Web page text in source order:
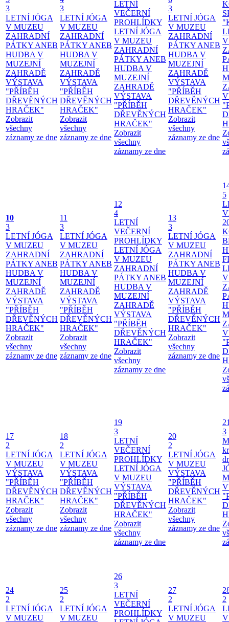
3
LETNÍ JÓGA
V MUZEU
ZAHRADNÍ
PÁTKY ANEB
HUDBA V
MUZEJNÍ
ZAHRADĚ
VÝSTAVA
"PŘÍBĚH
DŘEVĚNÝCH
HRAČEK"
Zobrazit
všechny
záznamy ze dne
3
LETNÍ JÓGA
V MUZEU
ZAHRADNÍ
PÁTKY ANEB
HUDBA V
MUZEJNÍ
ZAHRADĚ
VÝSTAVA
"PŘÍBĚH
DŘEVĚNÝCH
HRAČEK"
Zobrazit
všechny
záznamy ze dne
LETNÍ
VEČERNÍ
PROHLÍDKY
LETNÍ JÓGA
V MUZEU
ZAHRADNÍ
PÁTKY ANEB
HUDBA V
MUZEJNÍ
ZAHRADĚ
VÝSTAVA
"PŘÍBĚH
DŘEVĚNÝCH
HRAČEK"
Zobrazit
všechny
záznamy ze dne
3
LETNÍ JÓGA
V MUZEU
ZAHRADNÍ
PÁTKY ANEB
HUDBA V
MUZEJNÍ
ZAHRADĚ
VÝSTAVA
"PŘÍBĚH
DŘEVĚNÝCH
HRAČEK"
Zobrazit
všechny
záznamy ze dne
10
3
LETNÍ JÓGA
V MUZEU
ZAHRADNÍ
PÁTKY ANEB
HUDBA V
MUZEJNÍ
ZAHRADĚ
VÝSTAVA
"PŘÍBĚH
DŘEVĚNÝCH
HRAČEK"
Zobrazit
všechny
záznamy ze dne
11
3
LETNÍ JÓGA
V MUZEU
ZAHRADNÍ
PÁTKY ANEB
HUDBA V
MUZEJNÍ
ZAHRADĚ
VÝSTAVA
"PŘÍBĚH
DŘEVĚNÝCH
HRAČEK"
Zobrazit
všechny
záznamy ze dne
12
4
LETNÍ
VEČERNÍ
PROHLÍDKY
LETNÍ JÓGA
V MUZEU
ZAHRADNÍ
PÁTKY ANEB
HUDBA V
MUZEJNÍ
ZAHRADĚ
VÝSTAVA
"PŘÍBĚH
DŘEVĚNÝCH
HRAČEK"
Zobrazit
všechny
záznamy ze dne
13
3
LETNÍ JÓGA
V MUZEU
ZAHRADNÍ
PÁTKY ANEB
HUDBA V
MUZEJNÍ
ZAHRADĚ
VÝSTAVA
"PŘÍBĚH
DŘEVĚNÝCH
HRAČEK"
Zobrazit
všechny
záznamy ze dne
5
17
2
LETNÍ JÓGA
V MUZEU
VÝSTAVA
"PŘÍBĚH
DŘEVĚNÝCH
HRAČEK"
Zobrazit
všechny
záznamy ze dne
18
2
LETNÍ JÓGA
V MUZEU
VÝSTAVA
"PŘÍBĚH
DŘEVĚNÝCH
HRAČEK"
Zobrazit
všechny
záznamy ze dne
19
3
LETNÍ
VEČERNÍ
PROHLÍDKY
LETNÍ JÓGA
V MUZEU
VÝSTAVA
"PŘÍBĚH
DŘEVĚNÝCH
HRAČEK"
Zobrazit
všechny
záznamy ze dne
20
2
LETNÍ JÓGA
V MUZEU
VÝSTAVA
"PŘÍBĚH
DŘEVĚNÝCH
HRAČEK"
Zobrazit
všechny
záznamy ze dne
3
24
2
LETNÍ JÓGA
V MUZEU
25
2
LETNÍ JÓGA
V MUZEU
26
3
LETNÍ
VEČERNÍ
PROHLÍDKY
27
2
LETNÍ JÓGA
V MUZEU
2